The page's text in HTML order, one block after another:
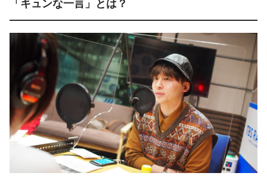
「キュンな一言」とは？